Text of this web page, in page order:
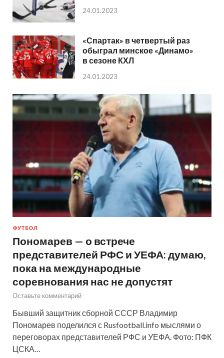
24.01.2023
«Спартак» в четвертый раз
обыграл минское «Динамо»
в сезоне КХЛ
24.01.2023
ФУТБОЛ
Пономарев — о встрече
представителей РФС и УЕФА: думаю,
пока на международные
соревнования нас не допустят
Оставьте комментарий
Бывший защитник сборной СССР Владимир
Пономарев поделился с Rusfootball.info мыслями о
переговорах представителей РФС и УЕФА. Фото: ПФК
ЦСКА…